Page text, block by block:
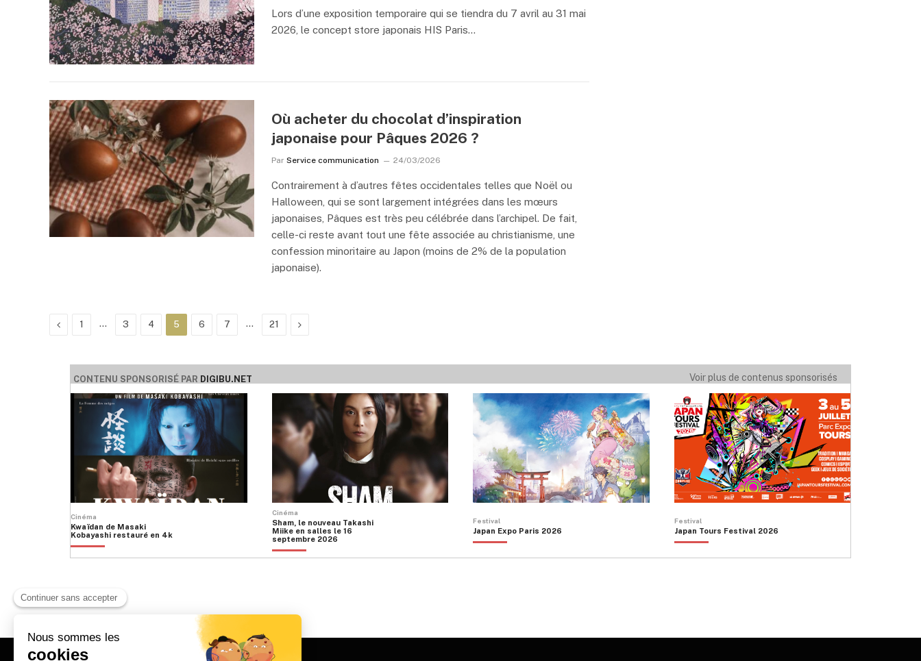
Lors d’une exposition temporaire qui se tiendra du 7 avril au 31 mai
2026, le concept store japonais HIS Paris…
Où acheter du chocolat d’inspiration
japonaise pour Pâques 2026 ?
Par Service communication 24/03/2026
Contrairement à d’autres fêtes occidentales telles que Noël ou
Halloween, qui se sont largement intégrées dans les mœurs
japonaises, Pâques est très peu célébrée dans l’archipel. De fait,
celle-ci reste avant tout une fête associée au christianisme, une
confession minoritaire au Japon (moins de 2% de la population
japonaise).
Précédent
1 … 3 4 5 6 7 … 21 Suivant
CONTENU SPONSORISÉ PAR DIGIBU.NET Voir plus de contenus sponsorisés
Cinéma
Kwaïdan de Masaki
Kobayashi restauré en 4k
Cinéma
Sham, le nouveau Takashi
Miike en salles le 16
septembre 2026
Festival
Japan Expo Paris 2026
Festival
Japan Tours Festival 2026